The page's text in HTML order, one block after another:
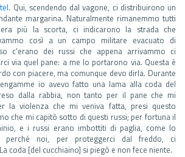
. Qui, scendendo dal vagone, ci distribuirono un
margarina. Naturalmente rimanemmo tutti
più la scorta, ci indicarono la strada che
così a un campo militare evacuato di
c’erano dei russi che appena arrivammo ci
via quel pane: a me lo portarono via. Questa è
con piacere, ma comunque devo dirla. Durante
io avevo fatto una lama alla coda del
dalla rabbia, non tanto per il pane che mi
la violenza che mi veniva fatta, presi questo
che mi capitò sotto di questi russi; per fortuna il
e i russi erano imbottiti di paglia, come lo
perché noi, per proteggerci dal freddo, ci
coda [del cucchiaino] si piegò e non fece niente.